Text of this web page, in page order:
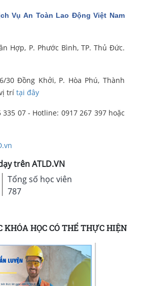
Vụ An Toàn Lao Động Việt Nam
Hợp, P. Phước Bình, TP. Thủ Đức.
30 Đồng Khởi, P. Hòa Phú, Thành
trí tại đây
07 - Hotline: 0917 267 397 hoặc
trên ATLD.VN
Tổng số học viên
787
KHÓA HỌC CÓ THỂ THỰC HIỆN